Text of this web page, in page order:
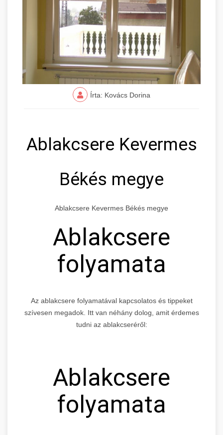
Írta: Kovács Dorina
Ablakcsere Kevermes
Békés megye
Ablakcsere Kevermes Békés megye
Ablakcsere
folyamata
Az ablakcsere folyamatával kapcsolatos és tippeket
szívesen megadok. Itt van néhány dolog, amit érdemes
tudni az ablakcseréről:
Ablakcsere
folyamata